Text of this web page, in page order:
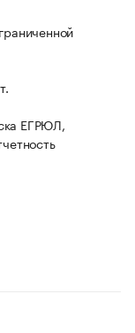
ЕГРЮЛ,